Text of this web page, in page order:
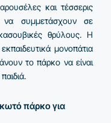
και τέσσερις
συμμετάσχουν σε
θρύλους. Η
μονοπάτια
το πάρκο να είναι
πάρκο για